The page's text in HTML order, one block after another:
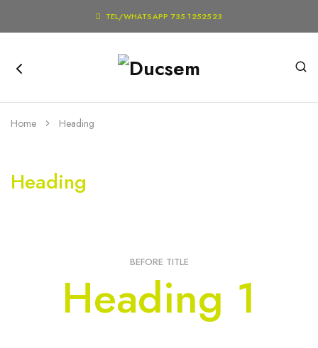
 TEL/WHATSAPP 735 1252523
Home Heading
Heading
BEFORE TITLE
Heading 1